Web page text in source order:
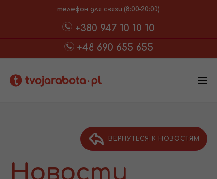
телефон для связи (8:00-20:00)
+380 947 10 10 10
+48 690 655 655
ВЕРНУТЬСЯ К НОВОСТЯМ
Новости